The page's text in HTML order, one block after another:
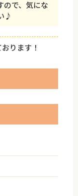
ので、気にな
♪
ります！